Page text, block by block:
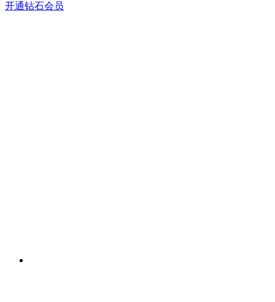
开通钻石会员